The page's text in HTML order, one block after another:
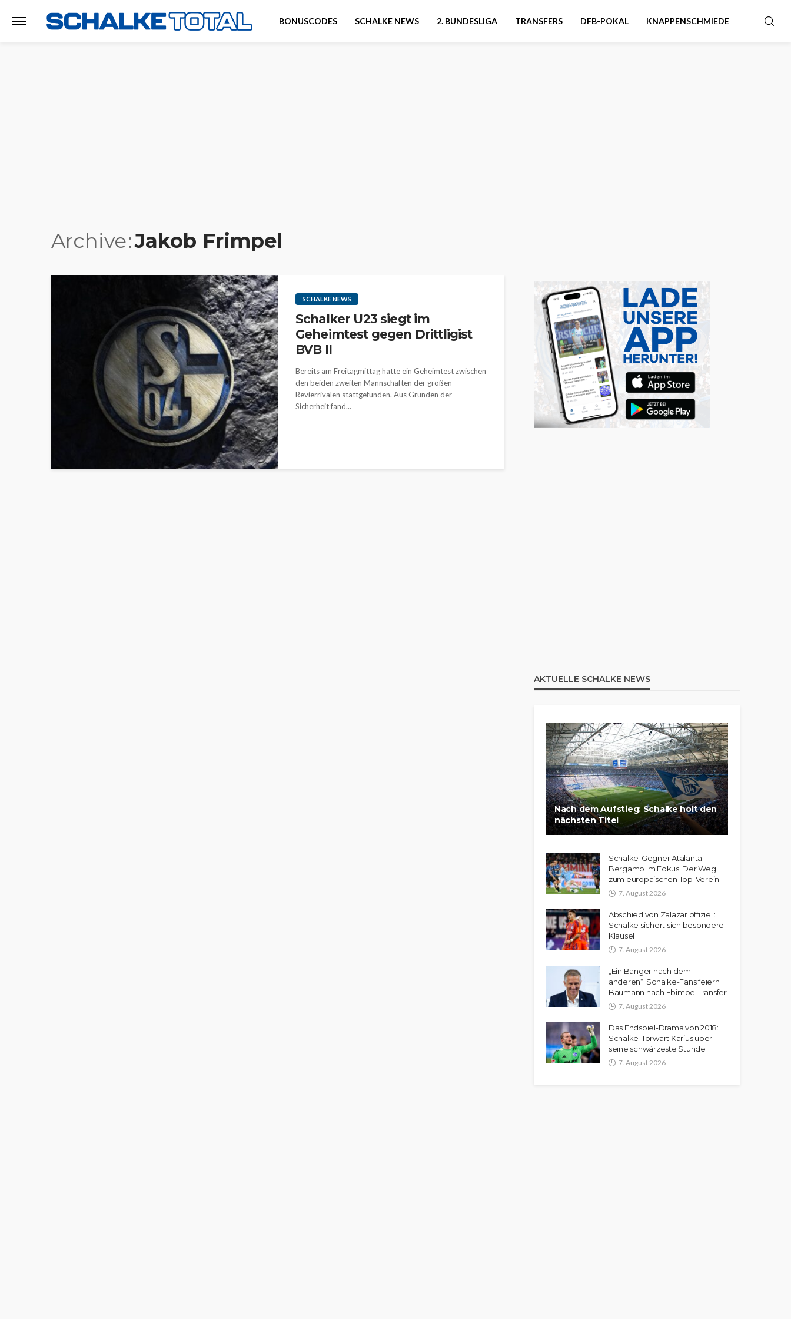
BONUSCODES SCHALKE NEWS 2. BUNDESLIGA TRANSFERS DFB-POKAL KNAPPENSCHMIEDE
Archive Jakob Frimpel
SCHALKE NEWS
Schalker U23 siegt im
Geheimtest gegen Drittligist
BVB II
Bereits am Freitagmittag hatte ein Geheimtest zwischen
den beiden zweiten Mannschaften der großen
Revierrivalen stattgefunden. Aus Gründen der
Sicherheit fand...
AKTUELLE SCHALKE NEWS
Nach dem Aufstieg: Schalke holt den
nächsten Titel
Schalke-Gegner Atalanta
Bergamo im Fokus: Der Weg
zum europäischen Top-Verein
7. August 2026
Abschied von Zalazar offiziell:
Schalke sichert sich besondere
Klausel
7. August 2026
„Ein Banger nach dem
anderen“: Schalke-Fans feiern
Baumann nach Ebimbe-Transfer
7. August 2026
Das Endspiel-Drama von 2018:
Schalke-Torwart Karius über
seine schwärzeste Stunde
7. August 2026